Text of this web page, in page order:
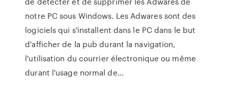
notre PC sous Windows. Les Adwares sont des
logiciels qui s'installent dans le PC dans le but
d'afficher de la pub durant la navigation,
l'utilisation du courrier électronique ou même
durant l'usage normal de...